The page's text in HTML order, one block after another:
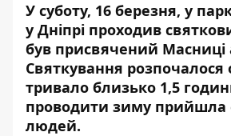
У суботу, 16 березня, у
у Дніпрі проходив
був присвячений Масниці
Святкування розпочалося
тривало близько 1,5
проводити зиму прийшла
людей.